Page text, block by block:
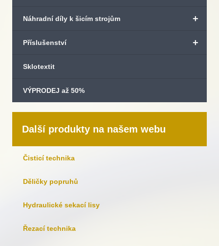
+
Náhradní díly k šicím strojům
+
Příslušenství
Sklotextit
VÝPRODEJ až 50%
Další produkty na našem webu
Čisticí technika
Děličky popruhů
Hydraulické sekací lisy
Řezací technika